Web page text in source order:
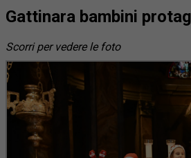
Gattinara bambini
Scorri per vedere le foto